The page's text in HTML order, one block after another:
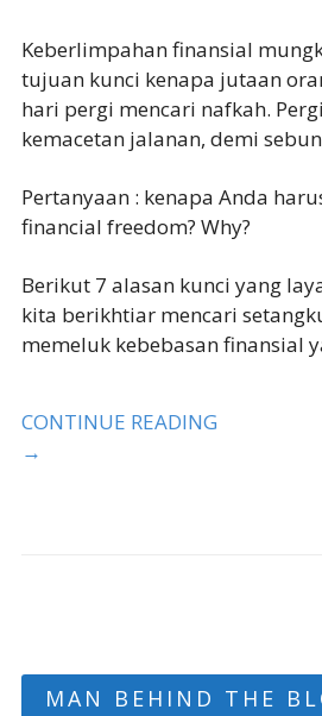
Keberlimpahan finansial
tujuan kunci kenapa jutaan
hari pergi mencari nafkah.
kemacetan jalanan, demi
Pertanyaan : kenapa Anda
financial freedom? Why?
Berikut 7 alasan kunci yang
kita berikhtiar mencari
memeluk kebebasan finansial
CONTINUE READING
→
MAN BEHIND THE